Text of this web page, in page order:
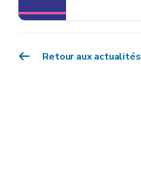
Retour aux actualités